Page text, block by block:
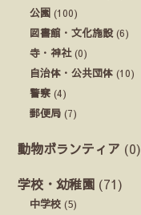
公園 (100)
図書館・文化施設(6)
寺・神社(0)
自治体・公共団体 (10)
警察 (4)
郵便局 (7)
動物ボランティア (0)
学校・幼稚園 (71)
中学校 (5)